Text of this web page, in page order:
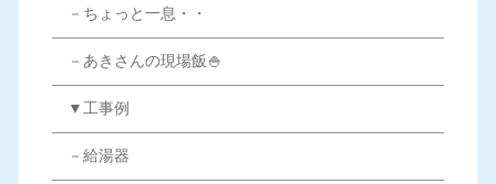
－ちょっと一息・・
－あきさんの現場飯🍚
▼工事例
－給湯器